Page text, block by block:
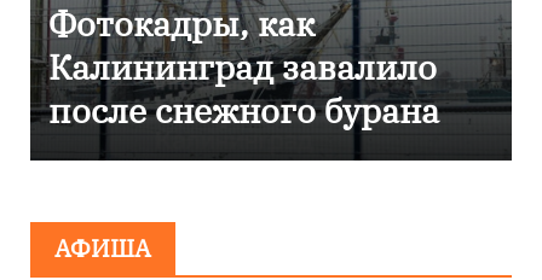
Фоторепортаж как в
Калининграде
эвакуировали ТЦ из-за
сообщения о
АФИША